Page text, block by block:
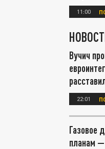
11:00
Вучич
22:01
Газовое
планам